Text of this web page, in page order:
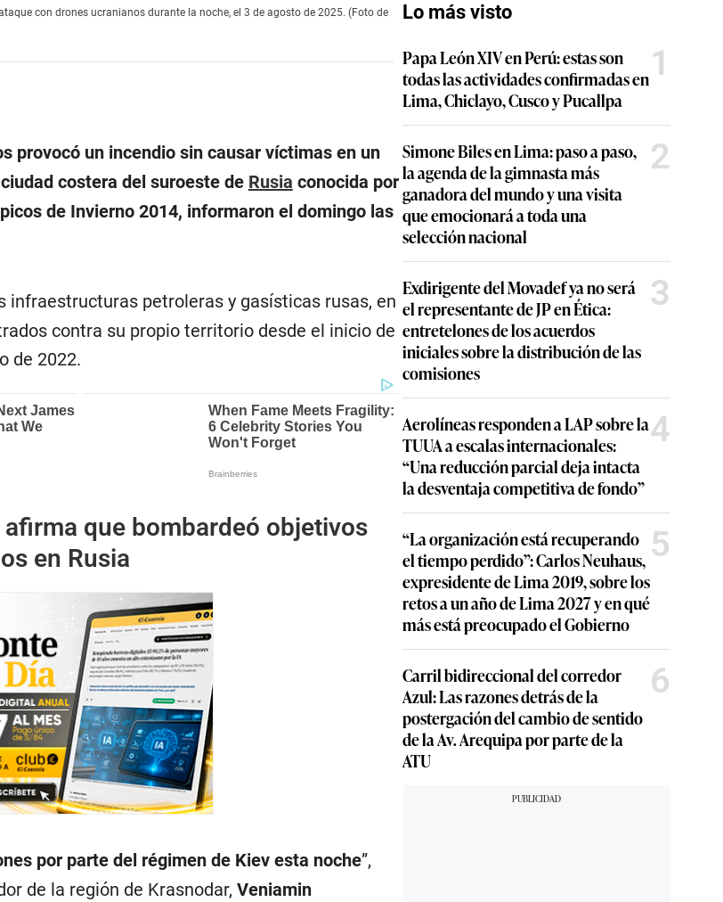
con drones ucranianos durante la noche, el 3 de agosto de 2025. (Foto de
provocó un incendio sin causar víctimas en un
costera del suroeste de Rusia conocida por
de Invierno 2014, informaron el domingo las
infraestructuras petroleras y gasísticas rusas, en
contra su propio territorio desde el inicio de
de 2022.
afirma que bombardeó objetivos
en Rusia
por parte del régimen de Kiev esta noche”,
de la región de Krasnodar, Veniamin
Lo más visto
Papa León XIV en Perú: estas son
todas las actividades confirmadas en
Lima, Chiclayo, Cusco y Pucallpa
1
Simone Biles en Lima: paso a paso,
la agenda de la gimnasta más
ganadora del mundo y una visita
que emocionará a toda una
selección nacional
2
Exdirigente del Movadef ya no será
el representante de JP en Ética:
entretelones de los acuerdos
iniciales sobre la distribución de las
comisiones
3
Aerolíneas responden a LAP sobre la
TUUA a escalas internacionales:
“Una reducción parcial deja intacta
la desventaja competitiva de fondo”
4
“La organización está recuperando
el tiempo perdido”: Carlos Neuhaus,
expresidente de Lima 2019, sobre los
retos a un año de Lima 2027 y en qué
más está preocupado el Gobierno
5
Carril bidireccional del corredor
Azul: Las razones detrás de la
postergación del cambio de sentido
de la Av. Arequipa por parte de la
ATU
6